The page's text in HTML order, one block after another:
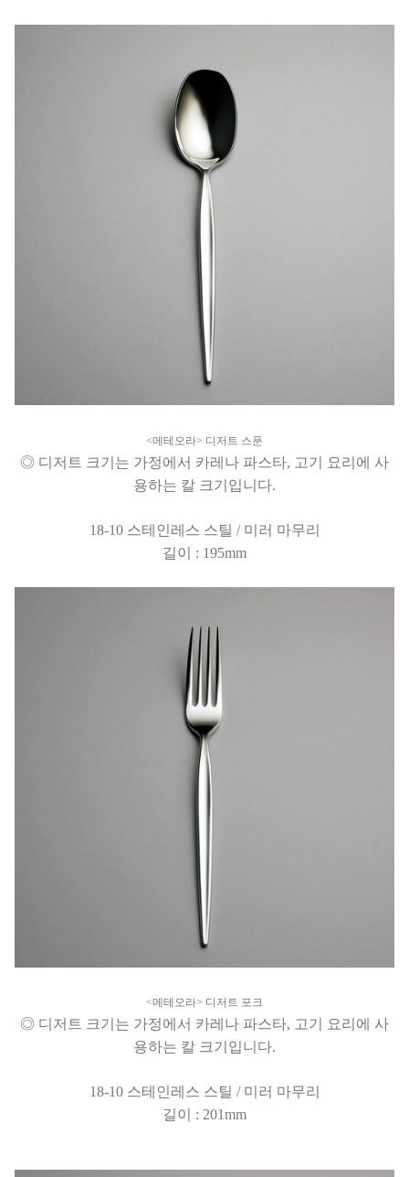
<메테오라> 디저트 스푼
◎ 디저트 크기는 가정에서 카레나 파스타, 고기 요리에 사
용하는 칼 크기입니다.
18-10 스테인레스 스틸 / 미러 마무리
길이 : 195mm
<메테오라> 디저트 포크
◎ 디저트 크기는 가정에서 카레나 파스타, 고기 요리에 사
용하는 칼 크기입니다.
18-10 스테인레스 스틸 / 미러 마무리
길이 : 201mm